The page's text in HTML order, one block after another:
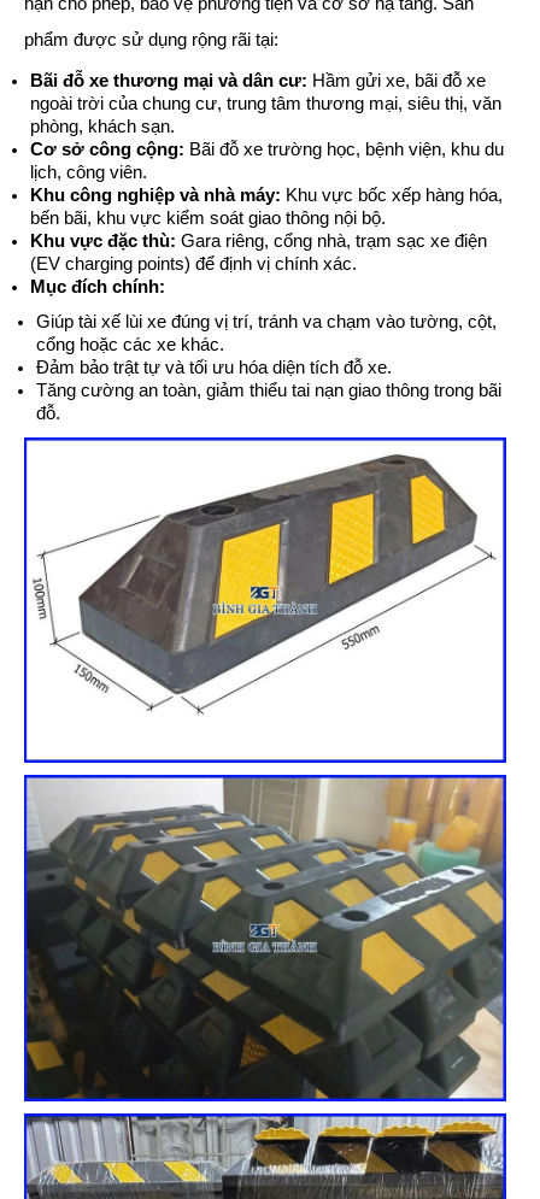
phẩm được sử dụng rộng rãi tại:
Bãi đỗ xe thương mại và dân cư: Hầm gửi xe, bãi đỗ xe
ngoài trời của chung cư, trung tâm thương mại, siêu thị, văn
phòng, khách sạn.
Cơ sở công cộng: Bãi đỗ xe trường học, bệnh viện, khu du
lịch, công viên.
Khu công nghiệp và nhà máy: Khu vực bốc xếp hàng hóa,
bến bãi, khu vực kiểm soát giao thông nội bộ.
Khu vực đặc thù: Gara riêng, cổng nhà, trạm sạc xe điện
(EV charging points) để định vị chính xác.
Mục đích chính:
Giúp tài xế lùi xe đúng vị trí, tránh va chạm vào tường, cột,
cổng hoặc các xe khác.
Đảm bảo trật tự và tối ưu hóa diện tích đỗ xe.
Tăng cường an toàn, giảm thiểu tai nạn giao thông trong bãi
đỗ.